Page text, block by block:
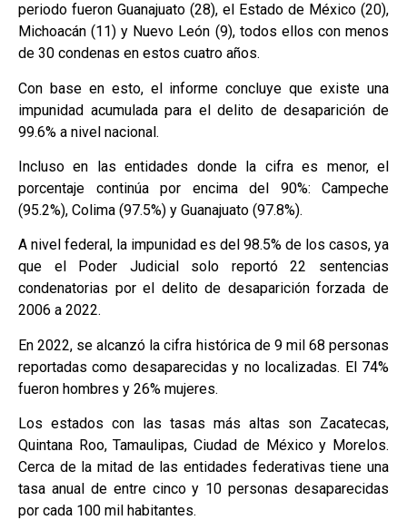
periodo fueron Guanajuato (28), el Estado de México (20),
Michoacán (11) y Nuevo León (9), todos ellos con menos
de 30 condenas en estos cuatro años.
Con base en esto, el informe concluye que existe una
impunidad acumulada para el delito de desaparición de
99.6% a nivel nacional.
Incluso en las entidades donde la cifra es menor, el
porcentaje continúa por encima del 90%: Campeche
(95.2%), Colima (97.5%) y Guanajuato (97.8%).
A nivel federal, la impunidad es del 98.5% de los casos, ya
que el Poder Judicial solo reportó 22 sentencias
condenatorias por el delito de desaparición forzada de
2006 a 2022.
En 2022, se alcanzó la cifra histórica de 9 mil 68 personas
reportadas como desaparecidas y no localizadas. El 74%
fueron hombres y 26% mujeres.
Los estados con las tasas más altas son Zacatecas,
Quintana Roo, Tamaulipas, Ciudad de México y Morelos.
Cerca de la mitad de las entidades federativas tiene una
tasa anual de entre cinco y 10 personas desaparecidas
por cada 100 mil habitantes.